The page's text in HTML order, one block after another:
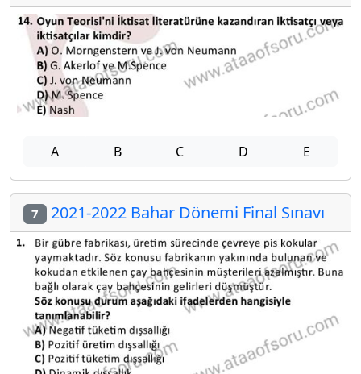
A B C D E
7 2021-2022 Bahar Dönemi Final Sınavı